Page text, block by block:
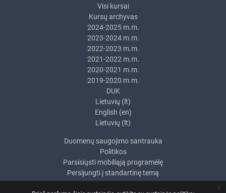
x
Visi kursai
Kursų archyvas
2024-2025 m.m.
2023-2024 m.m.
2022-2023 m.m.
2021-2022 m.m.
2020-2021 m.m.
2019-2020 m.m.
DUK
Lietuvių ‎(lt)‎
English ‎(en)‎
Lietuvių ‎(lt)‎
Duomenų saugojimo santrauka
Politikos
Parsisiųsti mobiliąją programėlę
Persijungti į standartinę temą